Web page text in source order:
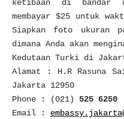
ketibaan di bandar
membayar $25 untuk
Siapkan foto ukuran
dimana Anda akan
Kedutaan Turki di
Alamat : H.R Rasuna
Jakarta 12950
Phone : (021) 525 6250
Email :